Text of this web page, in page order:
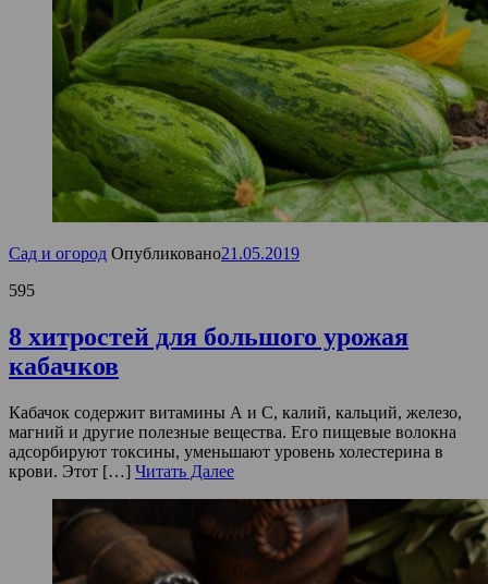
Сад и огород Опубликовано21.05.2019
595
8 хитростей для большого урожая
кабачков
Кабачок содержит витамины А и С, калий, кальций, железо,
магний и другие полезные вещества. Его пищевые волокна
адсорбируют токсины, уменьшают уровень холестерина в
крови. Этот […] Читать Далее